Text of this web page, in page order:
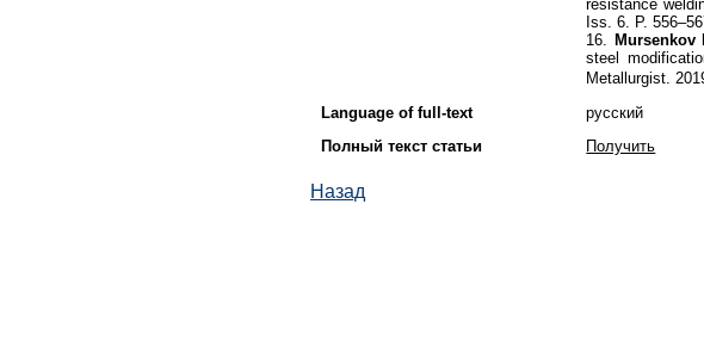
resistance
Iss. 6. P.
16.
Mursenkov
steel
Metallurgist.
Language of full-text
русский
Полный текст статьи
Получить
Назад